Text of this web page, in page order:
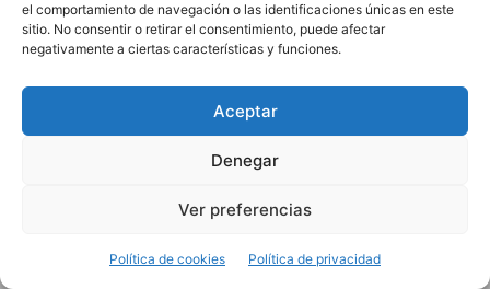
el comportamiento de navegación o las identificaciones únicas en este
sitio. No consentir o retirar el consentimiento, puede afectar
negativamente a ciertas características y funciones.
Aceptar
Denegar
Ver preferencias
Política de cookies Política de privacidad
© Musicamalaga